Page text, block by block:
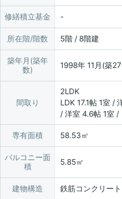
修繕積立基金
所在階/階数 5階 / 8階建
築年月(築年
数)
1998年 11月(築
間取り
2LDK
LDK 17.1帖 1室 /
/ 洋室 4.6帖 1室 /
専有面積 58.53㎡
バルコニー面
積
5.85㎡
建物構造 鉄筋コンクリート